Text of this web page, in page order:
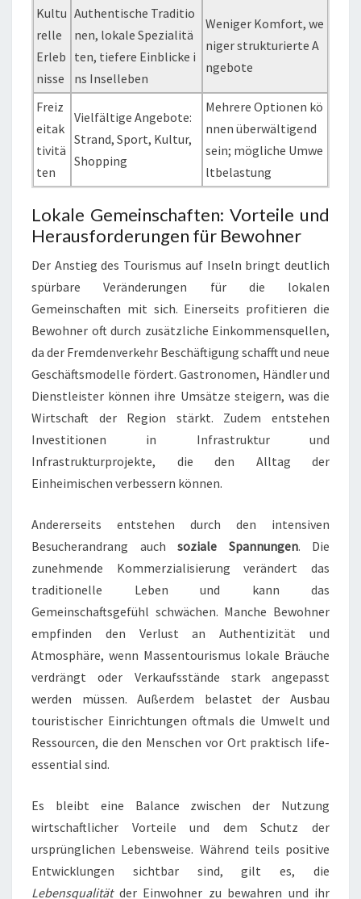
Kultu
relle
Erleb
nisse
Authentische Traditio
nen, lokale Spezialitä
ten, tiefere Einblicke i
ns Inselleben
Weniger Komfort, we
niger strukturierte A
ngebote
Freiz
eitak
tivitä
ten
Vielfältige Angebote:
Strand, Sport, Kultur,
Shopping
Mehrere Optionen kö
nnen überwältigend
sein; mögliche Umwe
ltbelastung
Lokale Gemeinschaften: Vorteile und
Herausforderungen für Bewohner
Der Anstieg des Tourismus auf Inseln bringt deutlich
spürbare Veränderungen für die lokalen
Gemeinschaften mit sich. Einerseits profitieren die
Bewohner oft durch zusätzliche Einkommensquellen,
da der Fremdenverkehr Beschäftigung schafft und neue
Geschäftsmodelle fördert. Gastronomen, Händler und
Dienstleister können ihre Umsätze steigern, was die
Wirtschaft der Region stärkt. Zudem entstehen
Investitionen in Infrastruktur und
Infrastrukturprojekte, die den Alltag der
Einheimischen verbessern können.
Andererseits entstehen durch den intensiven
Besucherandrang auch soziale Spannungen. Die
zunehmende Kommerzialisierung verändert das
traditionelle Leben und kann das
Gemeinschaftsgefühl schwächen. Manche Bewohner
empfinden den Verlust an Authentizität und
Atmosphäre, wenn Massentourismus lokale Bräuche
verdrängt oder Verkaufsstände stark angepasst
werden müssen. Außerdem belastet der Ausbau
touristischer Einrichtungen oftmals die Umwelt und
Ressourcen, die den Menschen vor Ort praktisch life-
essential sind.
Es bleibt eine Balance zwischen der Nutzung
wirtschaftlicher Vorteile und dem Schutz der
ursprünglichen Lebensweise. Während teils positive
Entwicklungen sichtbar sind, gilt es, die
Lebensqualitätder Einwohner zu bewahren und ihr